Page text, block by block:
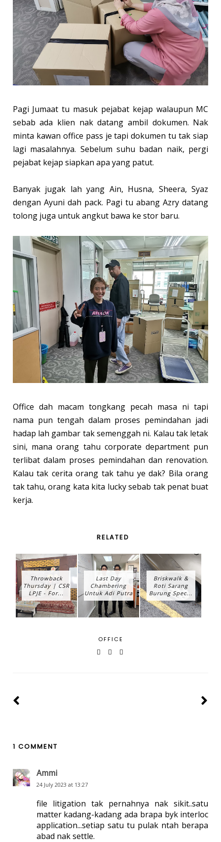
Pagi Jumaat tu masuk pejabat kejap walaupun MC
sebab ada klien nak datang ambil dokumen. Nak
minta kawan office pass je tapi dokumen tu tak siap
lagi masalahnya. Sebelum suhu badan naik, pergi
pejabat kejap siapkan apa yang patut.
Banyak jugak lah yang Ain, Husna, Sheera, Syaz
dengan Ayuni dah pack. Pagi tu abang Azry datang
tolong juga untuk angkut bawa ke stor baru.
Office dah macam tongkang pecah masa ni tapi
nama pun tengah dalam proses pemindahan jadi
hadap lah gambar tak semenggah ni. Kalau tak letak
sini, mana orang tahu corporate department pun
terlibat dalam proses pemindahan dan renovation.
Kalau tak cerita orang tak tahu ye dak? Bila orang
tak tahu, orang kata kita lucky sebab tak penat buat
kerja.
RELATED
Throwback
Thursday | CSR
LPJE - For...
Last Day
Chambering
Untuk Adi Putra
Briskwalk &
Roti Sarang
Burung Spec...
OFFICE
1 COMMENT
Ammi
24 July 2023 at 13:27
file litigation tak pernahnya nak sikit..satu
matter kadang-kadang ada brapa byk interloc
application...setiap satu tu pulak ntah berapa
abad nak settle.